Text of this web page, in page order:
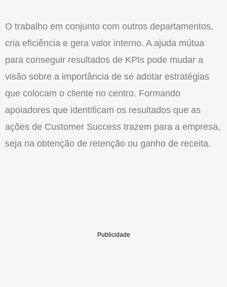
O trabalho em conjunto com outros departamentos,
cria eficiência e gera valor interno. A ajuda mútua
para conseguir resultados de KPIs pode mudar a
visão sobre a importância de se adotar estratégias
que colocam o cliente no centro. Formando
apoiadores que identificam os resultados que as
ações de Customer Success trazem para a empresa,
seja na obtenção de retenção ou ganho de receita.